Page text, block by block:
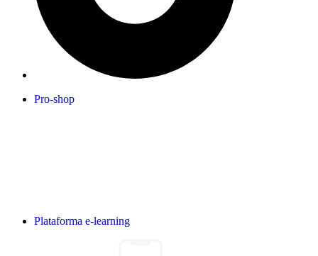
Pro-shop
Plataforma e-learning